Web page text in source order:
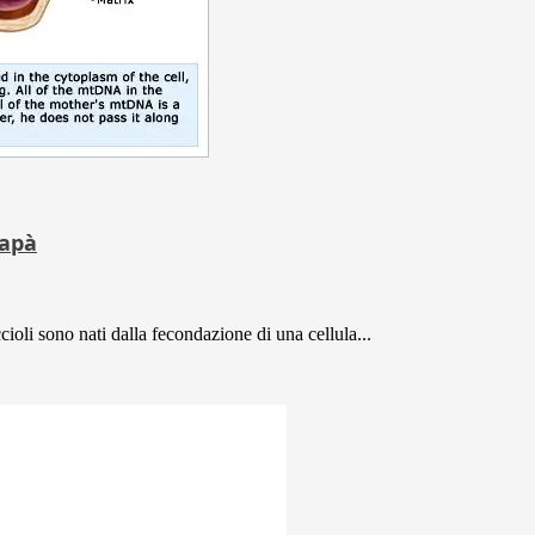
sono nati dalla fecondazione di una cellula...